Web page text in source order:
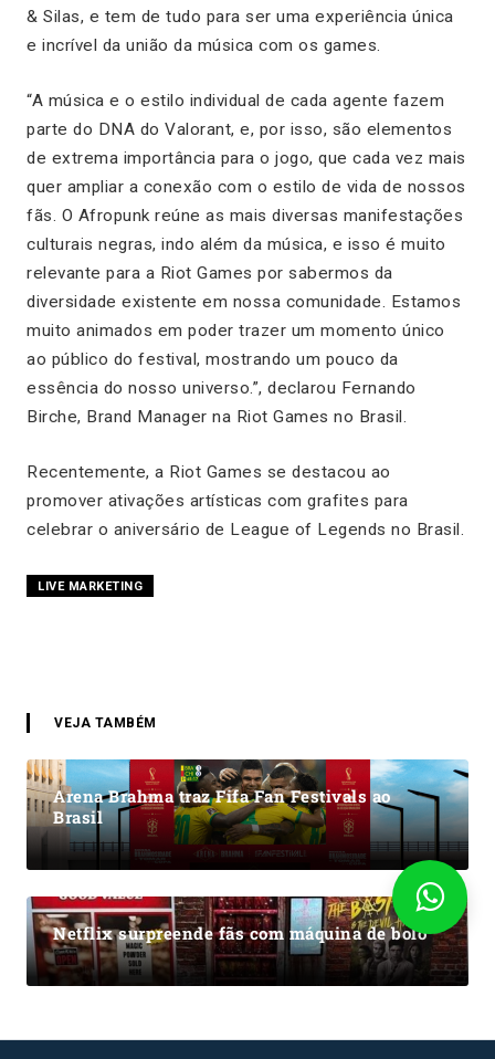
& Silas, e tem de tudo para ser uma experiência única
e incrível da união da música com os games.
“A música e o estilo individual de cada agente fazem
parte do DNA do Valorant, e, por isso, são elementos
de extrema importância para o jogo, que cada vez mais
quer ampliar a conexão com o estilo de vida de nossos
fãs. O Afropunk reúne as mais diversas manifestações
culturais negras, indo além da música, e isso é muito
relevante para a Riot Games por sabermos da
diversidade existente em nossa comunidade. Estamos
muito animados em poder trazer um momento único
ao público do festival, mostrando um pouco da
essência do nosso universo.”, declarou Fernando
Birche, Brand Manager na Riot Games no Brasil.
Recentemente, a Riot Games se destacou ao
promover ativações artísticas com grafites para
celebrar o aniversário de League of Legends no Brasil.
LIVE MARKETING
VEJA TAMBÉM
Arena Brahma traz Fifa Fan Festivals ao
Brasil
Netflix surpreende fãs com máquina de bolo